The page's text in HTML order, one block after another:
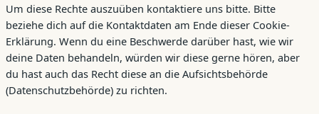
Um diese Rechte auszuüben kontaktiere uns bitte. Bitte
beziehe dich auf die Kontaktdaten am Ende dieser Cookie-
Erklärung. Wenn du eine Beschwerde darüber hast, wie wir
deine Daten behandeln, würden wir diese gerne hören, aber
du hast auch das Recht diese an die Aufsichtsbehörde
(Datenschutzbehörde) zu richten.